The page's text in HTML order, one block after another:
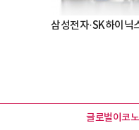
삼성전자·SK하이닉
글로벌이코